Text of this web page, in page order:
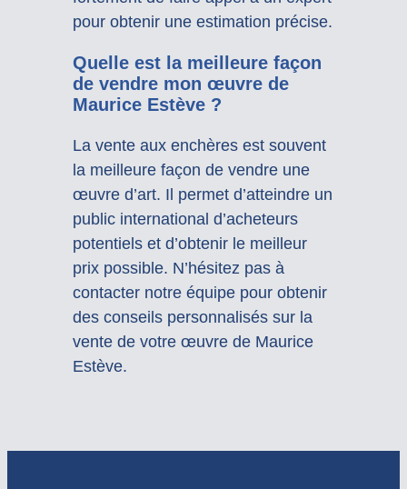
pour obtenir une estimation précise.
Quelle est la meilleure façon
de vendre mon œuvre de
Maurice Estève ?
La vente aux enchères est souvent
la meilleure façon de vendre une
œuvre d’art. Il permet d’atteindre un
public international d’acheteurs
potentiels et d’obtenir le meilleur
prix possible. N’hésitez pas à
contacter notre équipe pour obtenir
des conseils personnalisés sur la
vente de votre œuvre de Maurice
Estève.